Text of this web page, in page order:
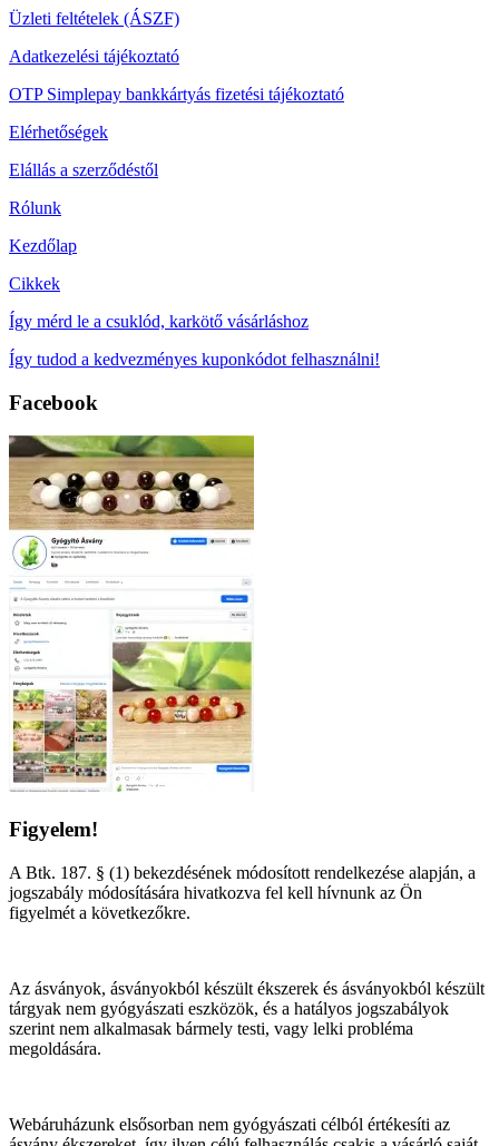
Üzleti feltételek (ÁSZF)
Adatkezelési tájékoztató
OTP Simplepay bankkártyás fizetési tájékoztató
Elérhetőségek
Elállás a szerződéstől
Rólunk
Kezdőlap
Cikkek
Így mérd le a csuklód, karkötő vásárláshoz
Így tudod a kedvezményes kuponkódot felhasználni!
Facebook
Figyelem!
A Btk. 187. § (1) bekezdésének módosított rendelkezése alapján, a
jogszabály módosítására hivatkozva fel kell hívnunk az Ön
figyelmét a következőkre.
Az ásványok, ásványokból készült ékszerek és ásványokból készült
tárgyak nem gyógyászati eszközök, és a hatályos jogszabályok
szerint nem alkalmasak bármely testi, vagy lelki probléma
megoldására.
Webáruházunk elsősorban nem gyógyászati célból értékesíti az